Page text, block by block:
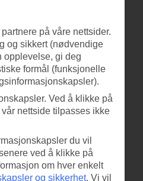
på våre nettsider.
og sikkert (nødvendige
opplevelse, gi deg
formål (funksjonelle
Ved å klikke på
nettside tilpasses ikke
du vil
ved å klikke på
om hver enkelt
og sikkerhet. Vi vil